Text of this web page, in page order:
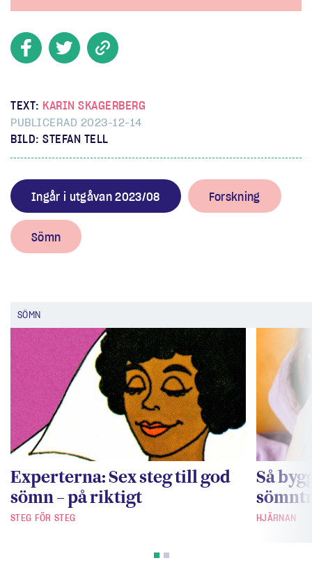
TEXT: KARIN SKAGERBERG
PUBLICERAD 2023-12-14
BILD: STEFAN TELL
Ingår i utgåvan 2023/08 Forskning
Sömn
SÖMN
Experterna: Sex steg till god
sömn – på riktigt
STEG FÖR STEG
Så
HJÄRNAN